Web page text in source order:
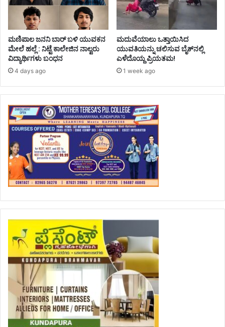
ಮಣಿಪಾಲ ಜನನಿ ಬಾರ್‌ ಬಳಿ ಯುವಕನ
ಮೇಲೆ ಹಲ್ಲೆ : ನಿಟ್ಟೆ ಕಾಲೇಜಿನ ನಾಲ್ವರು
ವಿದ್ಯಾರ್ಥಿಗಳು ಬಂಧನ
4 days ago
ಮದುವೆಯಾಲು ಒತ್ತಾಯಿಸಿದ
ಯುವತಿಯನ್ನು ಚಲಿಸುವ ಬೈಕ್‌ನಲ್ಲಿ
ಎಳೆದೊಯ್ದ ಪ್ರಿಯತಮ!
1 week ago